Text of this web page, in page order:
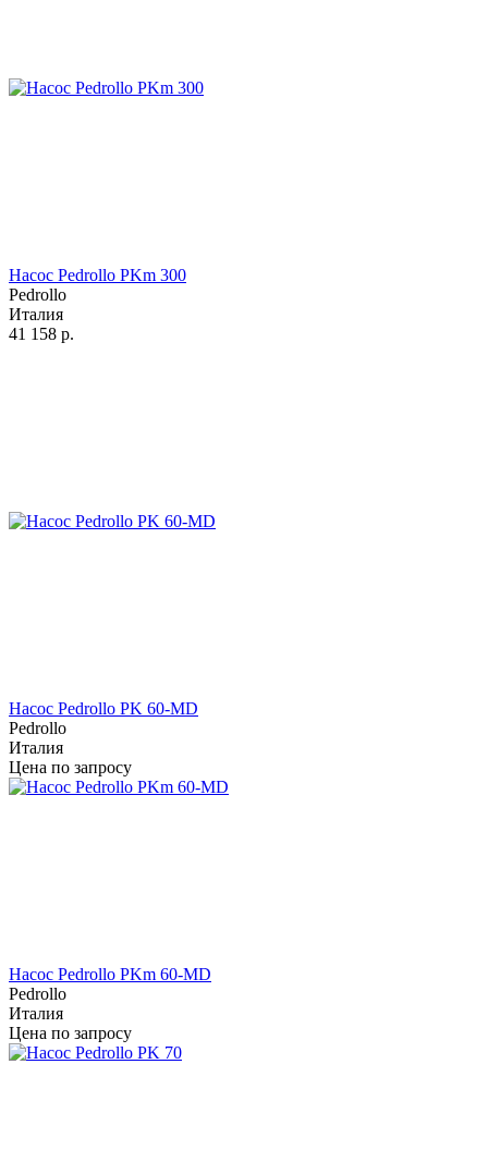
Насос Pedrollo PKm 300
Pedrollo
Италия
41 158 р.
Насос Pedrollo PK 60-MD
Pedrollo
Италия
Цена по запросу
Насос Pedrollo PKm 60-MD
Pedrollo
Италия
Цена по запросу